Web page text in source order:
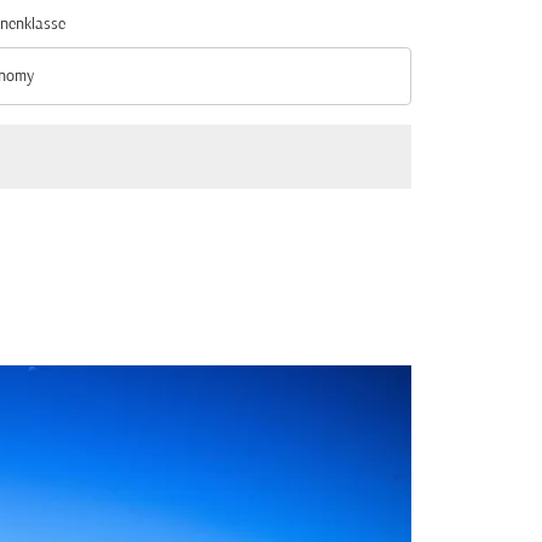
option Economy Selected